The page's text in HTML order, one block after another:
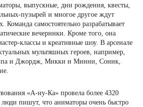
выпускные, дни рождения, квесты,
пузырей и многое другое ждут
Команда самостоятельно разрабатывает
вечеринки. Кроме того, она
классы и креативные шоу. В арсенале
мультяшных героев, например,
и Джордж, Микки и Минни, Соник,
«А-ну-Ка» провела более 4320
пишут, что аниматоры очень быстро